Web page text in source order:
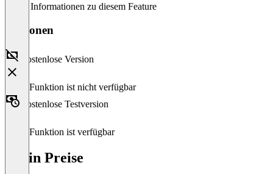
Keine Informationen zu diesem Feature
Versionen
Kostenlose Version
Diese Funktion ist nicht verfügbar
Kostenlose Testversion
Diese Funktion ist verfügbar
erwin Preise